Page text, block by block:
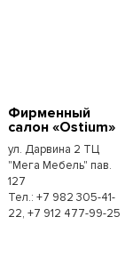
Фирменный
салон «Ostium»
ул. Дарвина 2 ТЦ
"Мега Мебель" пав.
127
Тел.: +7 982 305-41-
22, +7 912 477-99-25